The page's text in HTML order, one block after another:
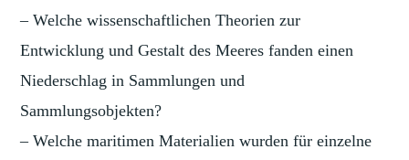
– Welche wissenschaftlichen Theorien zur
Entwicklung und Gestalt des Meeres fanden einen
Niederschlag in Sammlungen und
Sammlungsobjekten?
– Welche maritimen Materialien wurden für einzelne